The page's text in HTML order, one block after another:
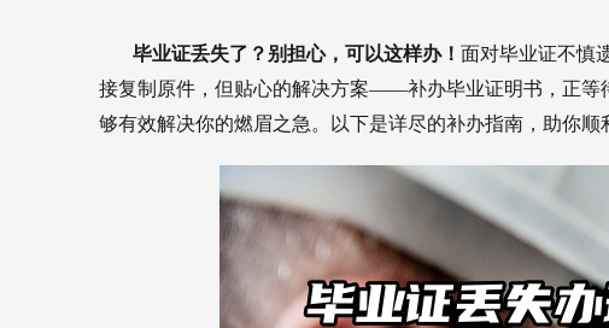
毕业证丢失了？别担心，可以这样办！ 面对毕业证不慎
接复制原件，但贴心的解决方案——补办毕业证明书，正等
够有效解决你的燃眉之急。以下是详尽的补办指南，助你顺